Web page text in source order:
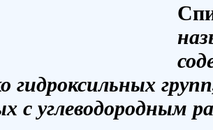
гидроксильных
с углеводородным